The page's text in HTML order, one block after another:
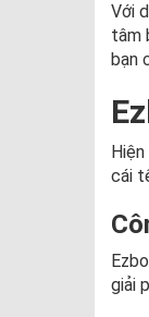
Với
tâm
bạn
cái
giải